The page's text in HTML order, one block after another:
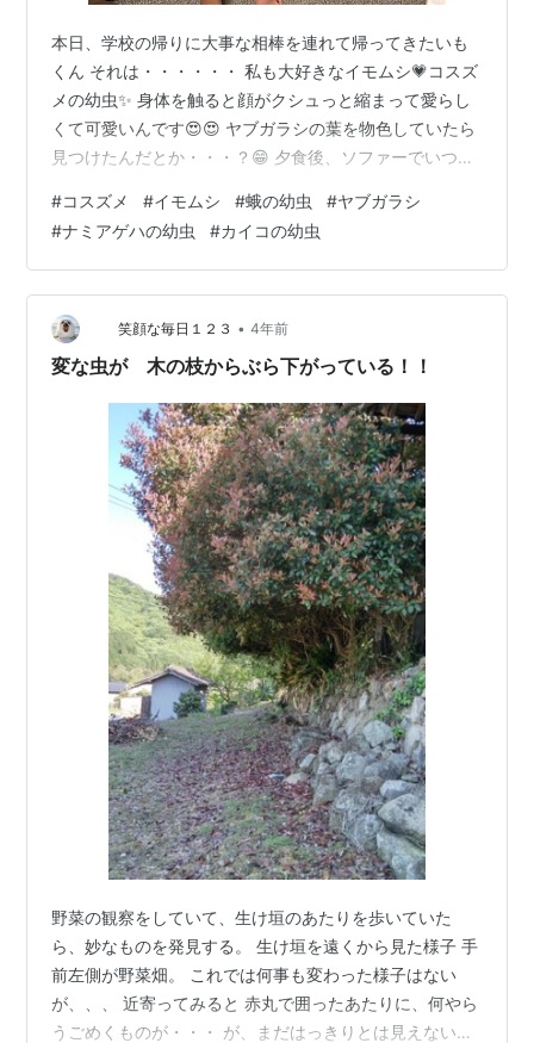
本日、学校の帰りに大事な相棒を連れて帰ってきたいも
くん それは・・・・・・ 私も大好きなイモムシ💗コスズ
メの幼虫✨ 身体を触ると顔がクシュっと縮まって愛らし
くて可愛いんです😍😍 ヤブガラシの葉を物色していたら
見つけたんだとか・・・？😁 夕食後、ソファーでいつま
タブレット終わりにしてお風呂入ってー」と声を掛ける
と 「何で～？！」 「今コスズメちゃんと大切なプライベ
ートタイム中なんだから邪魔しないでよ」 っ
て・・・・・ ・・・何がプライベートタイムよ・・・(￣
▽￣;) ・・・隣に置いてるだけじゃない・・・(-_-;)
・・・声を掛けたら慌てて触っ…
#コスズメ #イモムシ #蛾の幼虫 #ヤブガラシ
#ナミアゲハの幼虫 #カイコの幼虫
笑顔な毎日１２３ • 4年前
変な虫が 木の枝からぶら下がっている！！
野菜の観察をしていて、生け垣のあたりを歩いていた
ら、妙なものを発見する。 生け垣を遠くから見た様子 手
前左側が野菜畑。 これでは何事も変わった様子はない
が、、、 近寄ってみると 赤丸で囲ったあたりに、何やら
うごめくものが・・・ が、まだはっきりとは見えない。